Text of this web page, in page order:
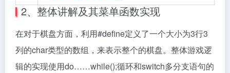
2、整体讲解及其菜单函数实现
在对于棋盘方面，利用#define定义了一个大小为3行3
列的char类型的数组，来表示整个的棋盘。整体游戏逻
辑的实现使用do……while();循环和switch多分支语句的